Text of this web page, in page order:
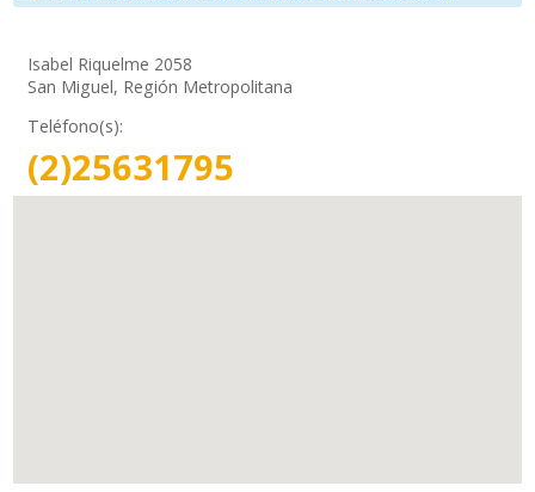
Isabel Riquelme 2058
San Miguel, Región Metropolitana
Teléfono(s):
(2)25631795